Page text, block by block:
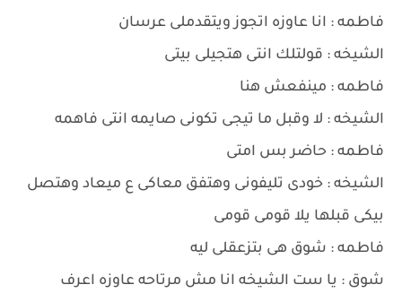
فاطمه : انا عاوزه اتجوز ويتقدملى عرسان
الشيخه : قولتلك انتى هتجيلى بيتى
فاطمه : مينفعش هنا
الشيخه : لا وقبل ما تيجى تكونى صايمه انتى فاهمه
فاطمه : حاضر بس امتى
الشيخه : خودى تليفونى وهتفق معاكى ع ميعاد وهتصل
بيكى قبلها يلا قومى قومى
فاطمه : شوق هى بتزعقلى ليه
شوق : يا ست الشيخه انا مش مرتاحه عاوزه اعرف